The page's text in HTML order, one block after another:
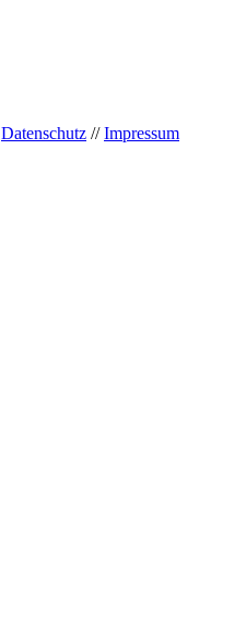
Datenschutz //Impressum